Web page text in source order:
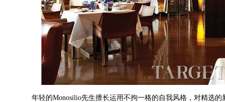
年轻的Monosilio先生擅长运用不拘一格的自我风格，对精选的